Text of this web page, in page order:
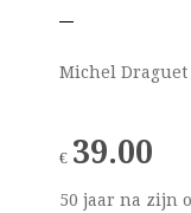
Michel Draguet
€ 39.00
50 jaar na zijn